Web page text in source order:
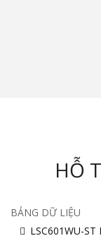
HỖ
BẢNG DỮ LIỆU
LSC601WU-